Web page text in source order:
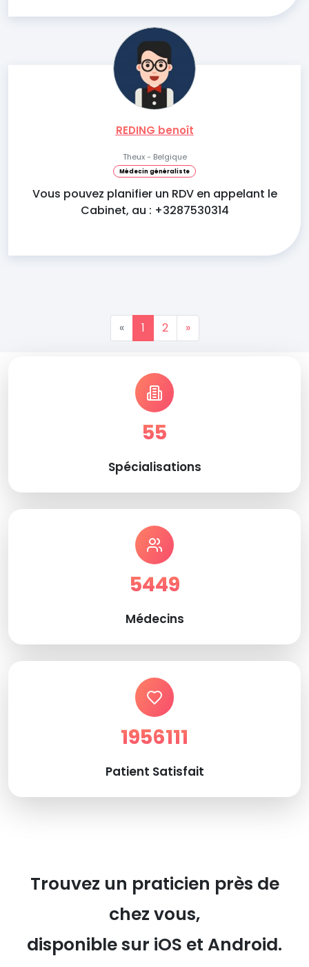
REDING benoît
Theux - Belgique
Médecin généraliste
Vous pouvez planifier un RDV en appelant le
Cabinet, au : +3287530314
« 1 2 »
55
Spécialisations
5449
Médecins
1956111
Patient Satisfait
Trouvez un praticien près de
chez vous,
disponible sur iOS et Android.